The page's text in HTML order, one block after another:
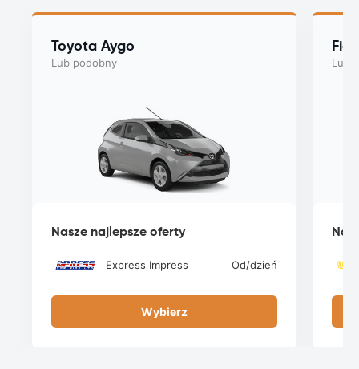
Toyota Aygo
Lub podobny
Nasze najlepsze oferty
Express Impress Od/dzień
Wybierz
Lub